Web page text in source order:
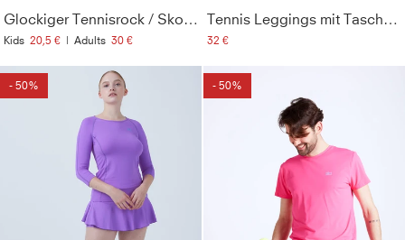
Glockiger Tennisrock / Skort, lila
Kids 20,5 € | Adults 30 €
Tennis Leggings mit Taschen lang, hibiscus pink
32 €
- 50% - 50%